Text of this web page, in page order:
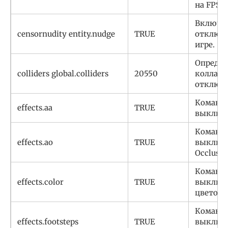
на FPS.
censornudity entity.nudge TRUE
игре.
colliders global.colliders 20550
effects.aa TRUE
effects.ao TRUE
effects.color TRUE
effects.footsteps TRUE